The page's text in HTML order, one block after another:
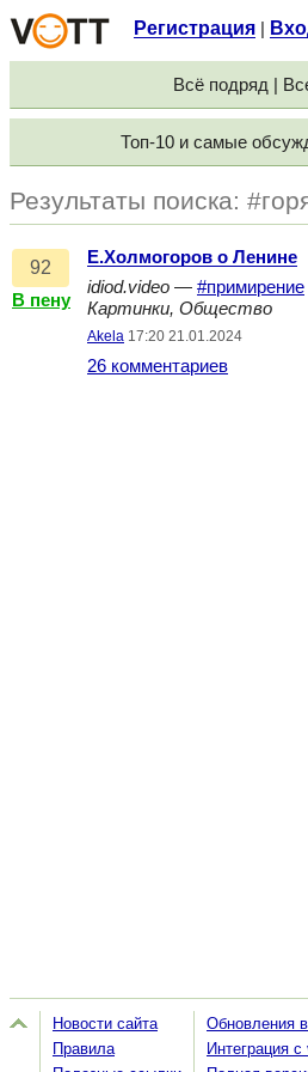
Регистрация
Всё подряд |
Топ-10 и самые
Результаты поиска:
92
В пену
Е.Холмогоров о Ленине
idiod.video — #примирение
Картинки, Общество
Akela 17:20 21.01.2024
26 комментариев
Новости сайта
Правила
Обновления
Интеграция